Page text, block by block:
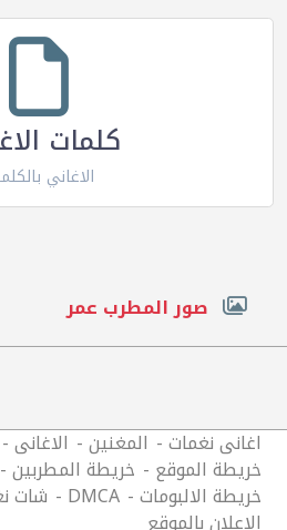
كلمات
الاغاني
صور المطرب عمر
اغانى نغمات المغنين الاغانى
خريطة الموقع خريطة المطربين
خريطة الالبومات DMCA شات
الاعلان بالموقع